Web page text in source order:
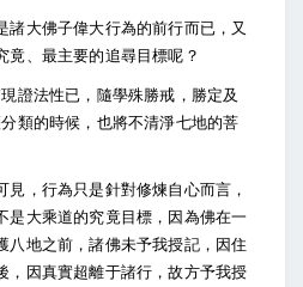
諸大佛子偉大行為的前行而已，又
竟、最主要的追尋目標呢？
證法性已，隨學殊勝戒，勝定及
類的時候，也將不清淨七地的菩
見，行為只是針對修煉自心而言，
是大乘道的究竟目標，因為佛在一
八地之前，諸佛未予我授記，因住
，因真實超離于諸行，故方予我授